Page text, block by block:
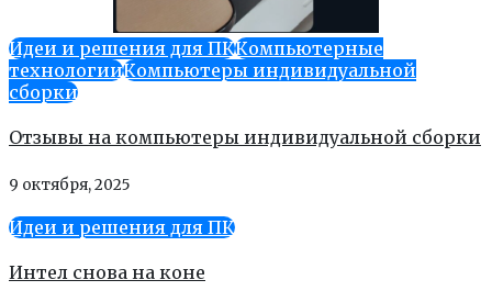
Идеи и решения для ПККомпьютерные
технологииКомпьютеры индивидуальной
сборки
Отзывы на компьютеры индивидуальной сборки
9 октября, 2025
Идеи и решения для ПК
Интел снова на коне